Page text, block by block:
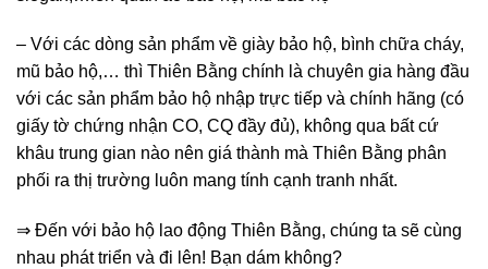
– Với các dòng sản phẩm về giày bảo hộ, bình chữa cháy,
mũ bảo hộ,… thì Thiên Bằng chính là chuyên gia hàng đầu
với các sản phẩm bảo hộ nhập trực tiếp và chính hãng (có
giấy tờ chứng nhận CO, CQ đầy đủ), không qua bất cứ
khâu trung gian nào nên giá thành mà Thiên Bằng phân
phối ra thị trường luôn mang tính cạnh tranh nhất.
⇒ Đến với bảo hộ lao động Thiên Bằng, chúng ta sẽ cùng
nhau phát triển và đi lên! Bạn dám không?